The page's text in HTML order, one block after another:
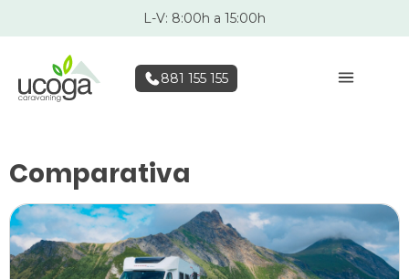
L-V: 8:00h a 15:00h
881 155 155
Comparativa